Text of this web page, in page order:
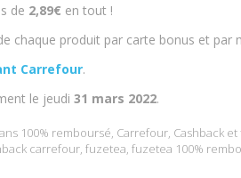
de 2,89€ en tout !
chaque produit par carte bonus et par
Carrefour.
le jeudi 31 mars 2022.
100% remboursé, Carrefour, Cashback et
carrefour, fuzetea, fuzetea 100%